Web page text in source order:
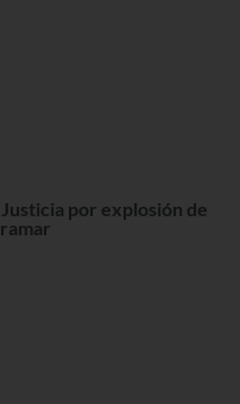
por explosión de